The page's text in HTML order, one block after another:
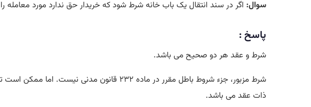
سوال: اگر در سند انتقال یک باب خانه شرط شود که خریدار حق ندارد مورد
پاسخ :
شرط و عقد هر دو صحیح می باشد.
شرط مزبور، جزء شروط باطل مقرر در ماده
ذات عقد می باشد.